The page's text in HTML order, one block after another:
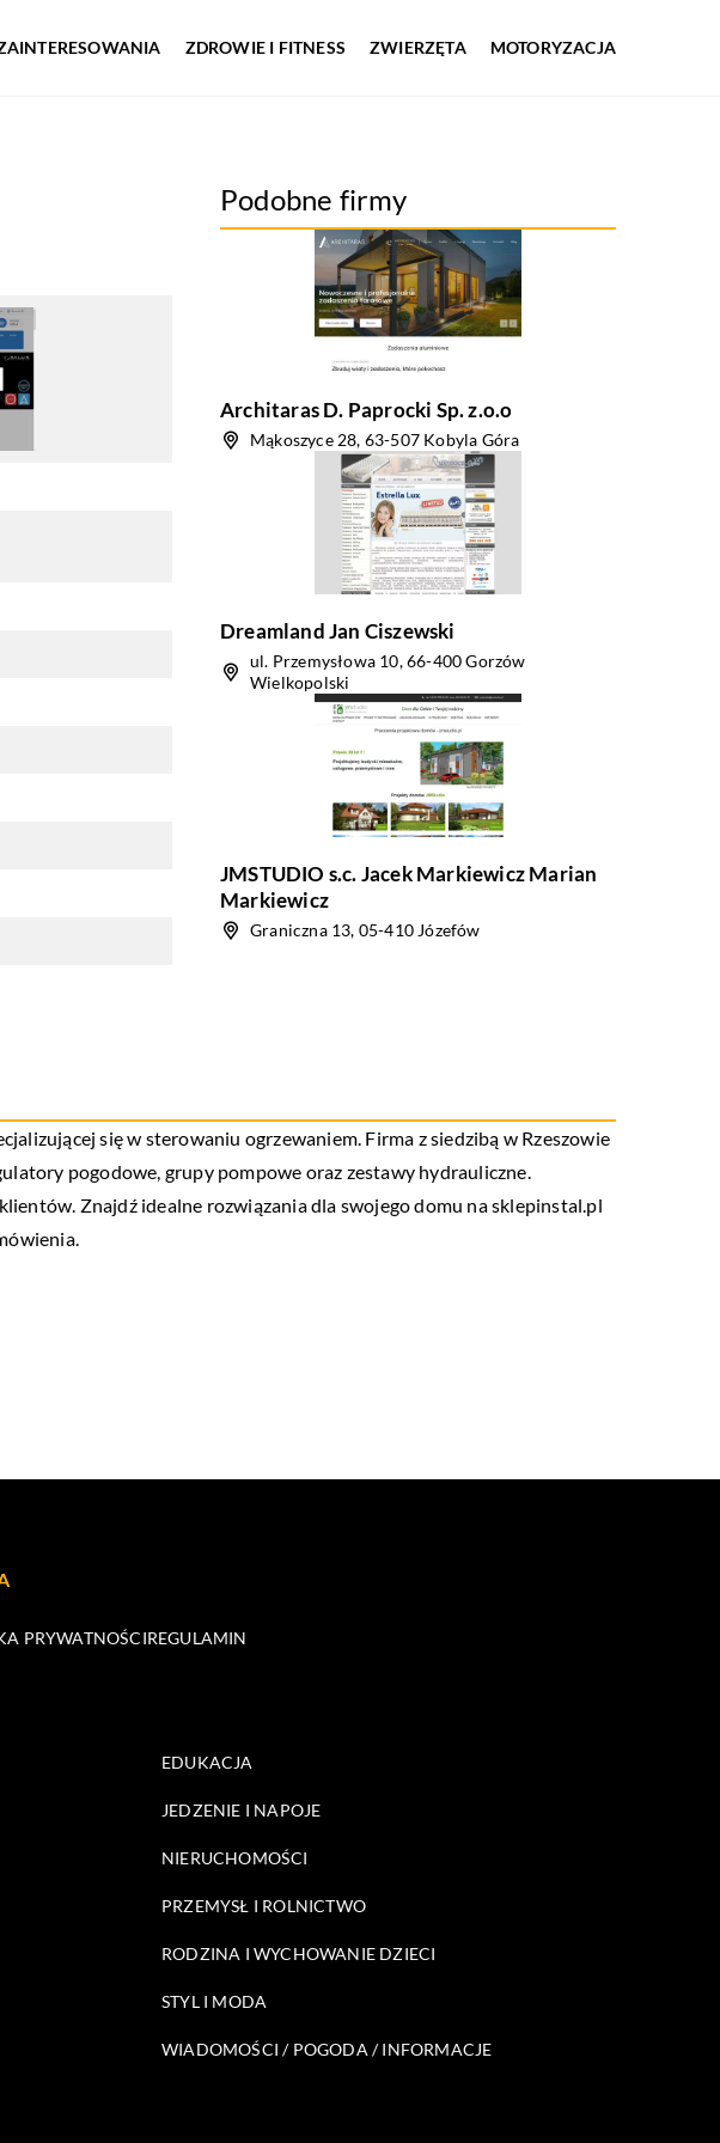
ZDROWIE I FITNESS ZWIERZĘTA MOTORYZACJA
Podobne firmy
Architaras D. Paprocki Sp. z.o.o
Mąkoszyce 28, 63-507 Kobyla Góra
Dreamland Jan Ciszewski
ul. Przemysłowa 10, 66-400 Gorzów
Wielkopolski
JMSTUDIO s.c. Jacek Markiewicz Marian
Markiewicz
Graniczna 13, 05-410 Józefów
się w sterowaniu ogrzewaniem. Firma z siedzibą w Rzeszowie
pogodowe, grupy pompowe oraz zestawy hydrauliczne.
Znajdź idealne rozwiązania dla swojego domu na sklepinstal.pl
PRYWATNOŚCIREGULAMIN
EDUKACJA
JEDZENIE I NAPOJE
NIERUCHOMOŚCI
PRZEMYSŁ I ROLNICTWO
RODZINA I WYCHOWANIE DZIECI
STYL I MODA
WIADOMOŚCI / POGODA / INFORMACJE